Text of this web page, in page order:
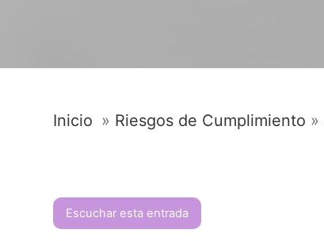
Inicio » Riesgos de Cumplimiento »
Escuchar esta entrada